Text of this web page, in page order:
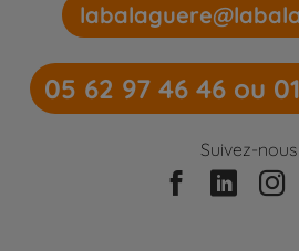
05 62 97 46 46 ou
Suivez-nous